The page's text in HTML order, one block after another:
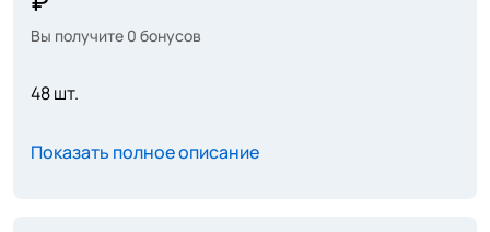
Вы получите 0 бонусов
48 шт.
Показать полное описание